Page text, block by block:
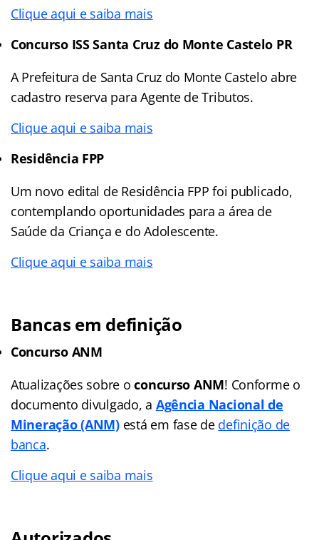
Clique aqui e saiba mais
Concurso ISS Santa Cruz do Monte Castelo PR
A Prefeitura de Santa Cruz do Monte Castelo abre
cadastro reserva para Agente de Tributos.
Clique aqui e saiba mais
Residência FPP
Um novo edital de Residência FPP foi publicado,
contemplando oportunidades para a área de
Saúde da Criança e do Adolescente.
Clique aqui e saiba mais
Bancas em definição
Concurso ANM
Atualizações sobre oconcurso ANM! Conforme o
documento divulgado, a Agência Nacional de
Mineração (ANM)está em fase de definição de
banca.
Clique aqui e saiba mais